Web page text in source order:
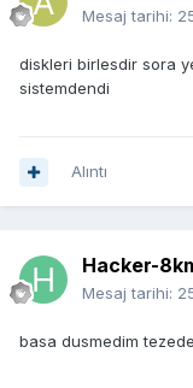
Mesaj tarihi:
diskleri birlesdir sora
sistemdendi
Alıntı
Hacker-
Mesaj tarihi:
basa dusmedim